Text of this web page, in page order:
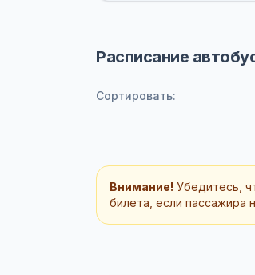
Расписание
Сортировать:
Внимание! Убедитесь,
билета, если пассажира